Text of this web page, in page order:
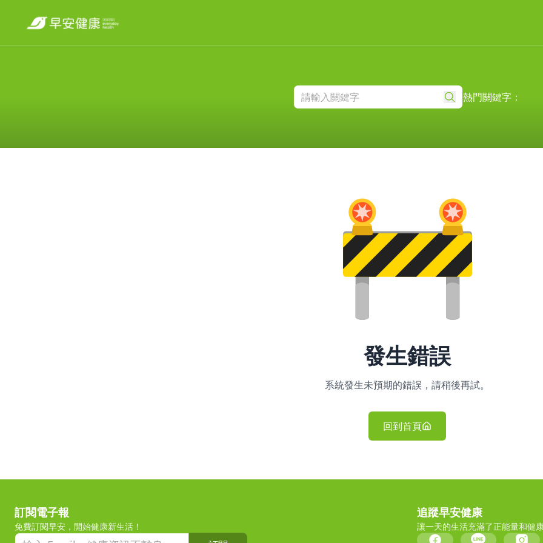
熱門關鍵字：
發生錯誤
系統發生未預期的錯誤，請稍後再試。
回到首頁
訂閱電子報
免費訂閱早安，開始健康新生活！
追蹤早安健康
讓一天的生活充滿了正能量和健